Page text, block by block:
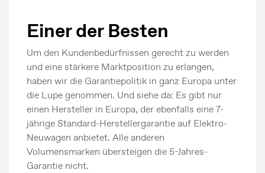
Einer der Besten
Um den Kundenbedürfnissen gerecht zu werden
und eine stärkere Marktposition zu erlangen,
haben wir die Garantiepolitik in ganz Europa unter
die Lupe genommen. Und siehe da: Es gibt nur
einen Hersteller in Europa, der ebenfalls eine 7-
jährige Standard-Herstellergarantie auf Elektro-
Neuwagen anbietet. Alle anderen
Volumensmarken übersteigen die 5-Jahres-
Garantie nicht.